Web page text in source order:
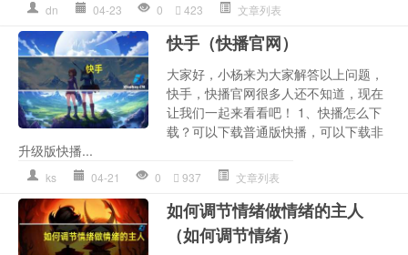
dn 04-23 0 423 文章列表
快手（快播官网）
大家好，小杨来为大家解答以上问题，
快手，快播官网很多人还不知道，现在
让我们一起来看看吧！ 1、快播怎么下
载？可以下载普通版快播，可以下载非
升级版快播...
ks 04-21 0 937 文章列表
如何调节情绪做情绪的主人
（如何调节情绪）